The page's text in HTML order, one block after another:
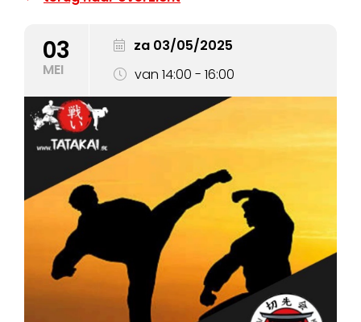
03
MEI
za 03/05/2025
van 14:00 - 16:00